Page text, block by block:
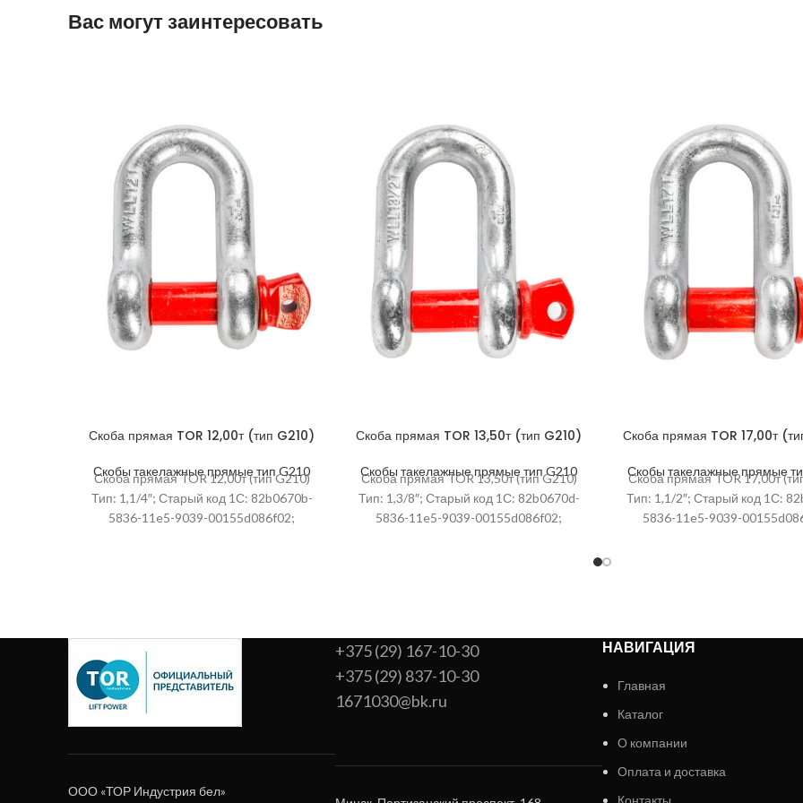
Вас могут заинтересовать
Скоба прямая TOR 12,00т (тип G210)
Скобы такелажные прямые тип G210
Скоба прямая TOR 12,00т (тип G210)
Тип: 1,1/4″; Старый код 1С: 82b0670b-
5836-11e5-9039-00155d086f02;
Скоба прямая TOR 13,50т (тип G210)
Скобы такелажные прямые тип G210
Скоба прямая TOR 13,50т (тип G210)
Тип: 1,3/8″; Старый код 1С: 82b0670d-
5836-11e5-9039-00155d086f02;
Скоба прямая TOR 17,00т
Скобы такелажные прямые
Скоба прямая TOR 17,00т
Тип: 1,1/2″; Старый код 1С:
5836-11e5-9039-
ООО «ТОР Индустрия бел»
+375 (29) 167-10-30
+375 (29) 837-10-30
1671030@bk.ru
НАВИГАЦИЯ
Главная
Каталог
О компании
Оплата и доставка